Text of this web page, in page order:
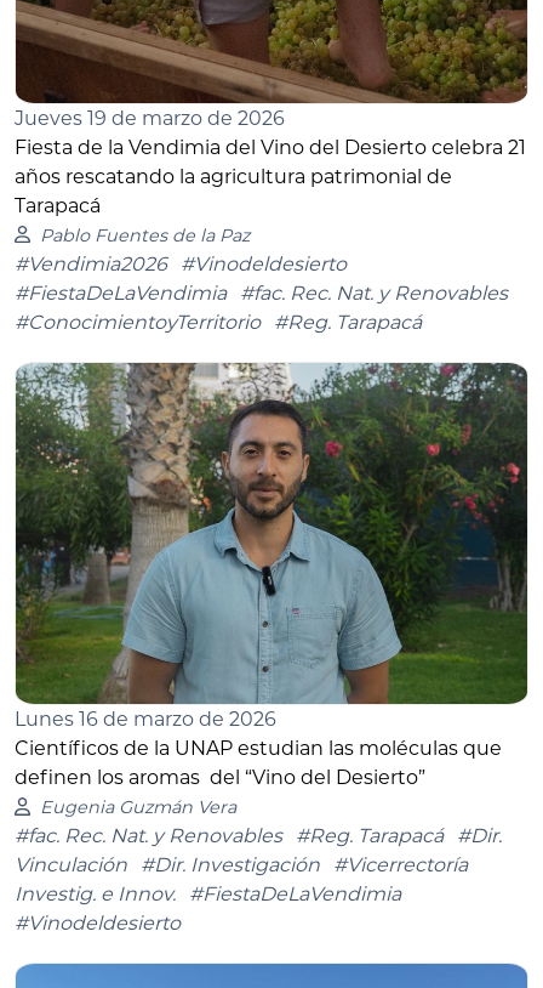
Jueves 19 de marzo de 2026
Fiesta de la Vendimia del Vino del Desierto celebra 21
años rescatando la agricultura patrimonial de
Tarapacá
Pablo Fuentes de la Paz
#Vendimia2026
#Vinodeldesierto
#FiestaDeLaVendimia
#fac. Rec. Nat. y Renovables
#ConocimientoyTerritorio
#Reg. Tarapacá
Lunes 16 de marzo de 2026
Científicos de la UNAP estudian las moléculas que
definen los aromas del “Vino del Desierto”
Eugenia Guzmán Vera
#fac. Rec. Nat. y Renovables #Reg. Tarapacá
#Dir.
Vinculación
#Dir. Investigación
#Vicerrectoría
Investig. e Innov.
#FiestaDeLaVendimia
#Vinodeldesierto